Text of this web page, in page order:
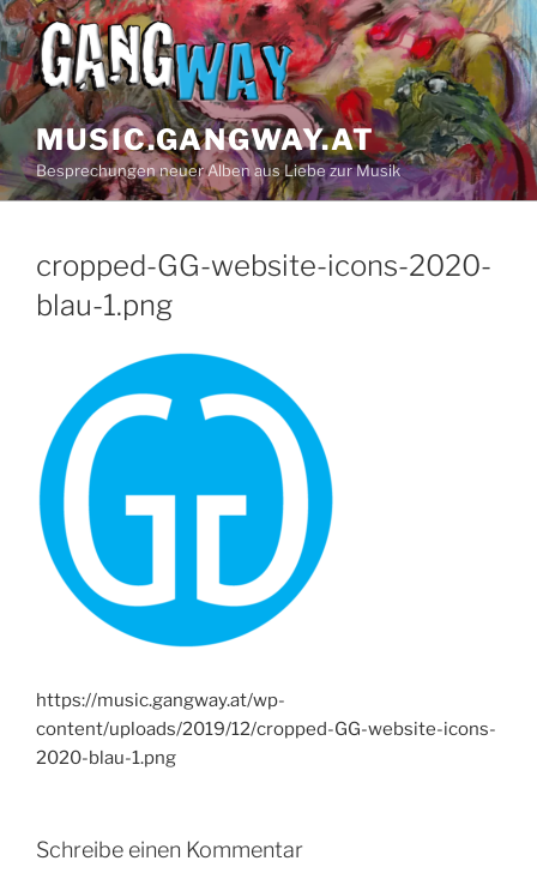
Zum
Inhalt
springen
MUSIC.GANGWAY.AT
Besprechungen neuer Alben aus Liebe zur Musik
cropped-GG-website-icons-2020-
blau-1.png
https://music.gangway.at/wp-
content/uploads/2019/12/cropped-GG-website-icons-
2020-blau-1.png
Schreibe einen Kommentar